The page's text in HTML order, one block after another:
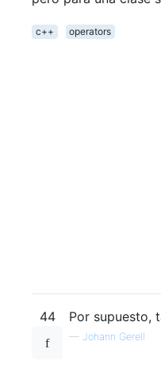
c++ operators
44 Por supuesto,
— Johann Gerell